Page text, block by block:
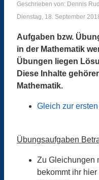
Geschrieben von: Dennis
Dienstag, 18. September
Aufgaben bzw.
in der Mathematik
Übungen liegen
Diese Inhalte
Mathematik.
Gleich zur
Übungsaufgaben
Zu Gleichungen
bekommt ihr